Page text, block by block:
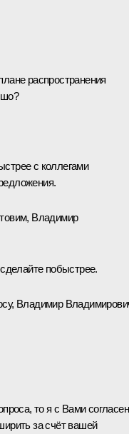
распространения
с коллегами
Владимир
побыстрее.
Владимир
то я с Вами
за счёт вашей